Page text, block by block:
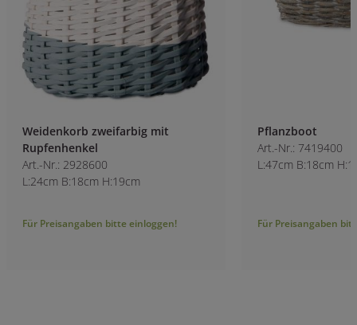
Weidenkorb zweifarbig mit
Rupfenhenkel
Art.-Nr.: 2928600
L:24cm B:18cm H:19cm
Für Preisangaben bitte einloggen!
Pflanzboot
Art.-Nr.: 7419400
L:47cm B:18cm
Für Preisangaben